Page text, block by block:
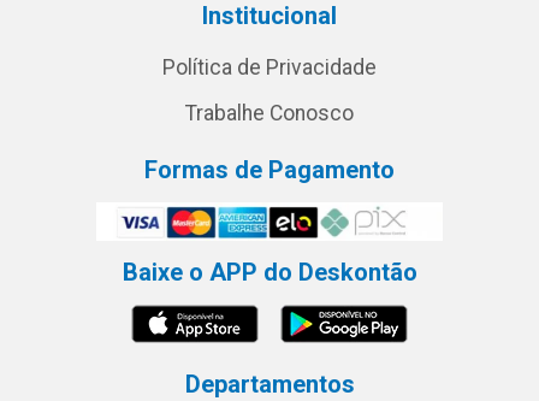
Institucional
Política de Privacidade
Trabalhe Conosco
Formas de Pagamento
Baixe o APP do Deskontão
Departamentos